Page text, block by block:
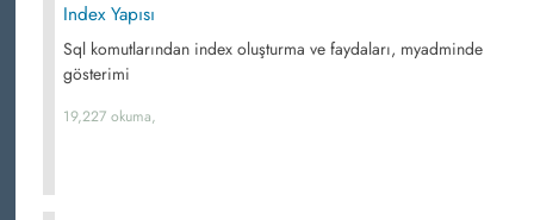
Index Yapısı
Sql komutlarından index oluşturma ve faydaları, myadminde
gösterimi
19,227 okuma,